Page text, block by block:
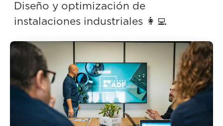
Diseño y optimización de
instalaciones industriales 👩‍💻